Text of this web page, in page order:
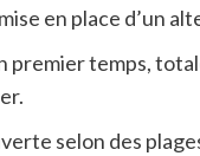
en place d’un
premier temps,
selon des